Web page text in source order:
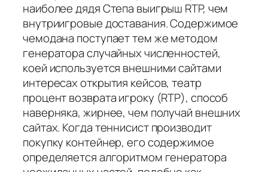
наиболее дядя Степа выигрыш RTP, чем
внутриигровые доставания. Содержимое
чемодана поступает тем же методом
генератора случайных численностей,
коей используется внешними сайтами
интересах открытия кейсов, театр
процент возврата игроку (RTP), способ
наверняка, жирнее, чем получай внешних
сайтах. Когда теннисист производит
покупку контейнер, его содержимое
определяется алгоритмом генератора